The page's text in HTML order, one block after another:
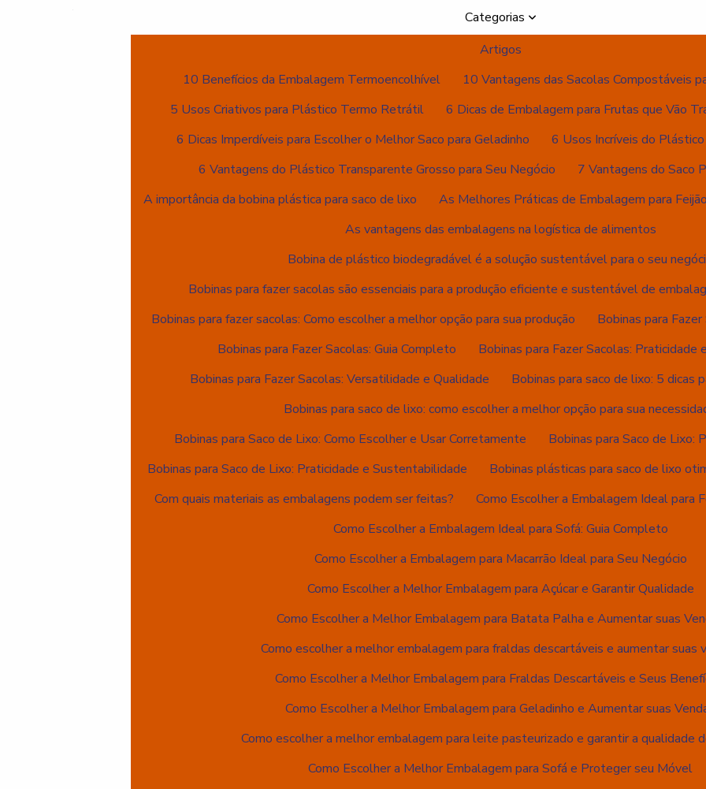
Categorias
Artigos
10 Benefícios da Embalagem Termoencolhível
10 Vantagens das Sacolas Compostáveis
5 Usos Criativos para Plástico Termo Retrátil
6 Dicas de Embalagem para Frutas que Vão
6 Dicas Imperdíveis para Escolher o Melhor Saco para Geladinho
6 Usos Incríveis do
6 Vantagens do Plástico Transparente Grosso para Seu Negócio
7 Vantagens do Saco
A importância da bobina plástica para saco de lixo
As Melhores Práticas de Embalagem para
As vantagens das embalagens na logística de alimentos
Bobina de plástico biodegradável é a solução sustentável para o seu
Bobinas para fazer sacolas são essenciais para a produção eficiente e sustentável de
Bobinas para fazer sacolas: Como escolher a melhor opção para sua produção
Bobinas para
Bobinas para Fazer Sacolas: Guia Completo
Bobinas para Fazer Sacolas: Praticidade
Bobinas para Fazer Sacolas: Versatilidade e Qualidade
Bobinas para saco de lixo: 5 dicas
Bobinas para saco de lixo: como escolher a melhor opção para sua
Bobinas para Saco de Lixo: Como Escolher e Usar Corretamente
Bobinas para Saco de Lixo:
Bobinas para Saco de Lixo: Praticidade e Sustentabilidade
Bobinas plásticas para saco de lixo
Com quais materiais as embalagens podem ser feitas?
Como Escolher a Embalagem Ideal para
Como Escolher a Embalagem Ideal para Sofá: Guia Completo
Como Escolher a Embalagem para Macarrão Ideal para Seu Negócio
Como Escolher a Melhor Embalagem para Açúcar e Garantir Qualidade
Como Escolher a Melhor Embalagem para Batata Palha e Aumentar suas
Como escolher a melhor embalagem para fraldas descartáveis e aumentar suas
Como Escolher a Melhor Embalagem para Fraldas Descartáveis e Seus
Como Escolher a Melhor Embalagem para Geladinho e Aumentar suas
Como escolher a melhor embalagem para leite pasteurizado e garantir a qualidade
Como Escolher a Melhor Embalagem para Sofá e Proteger seu Móvel